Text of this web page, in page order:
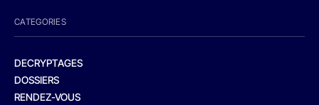
CATEGORIES
DECRYPTAGES
DOSSIERS
RENDEZ-VOUS